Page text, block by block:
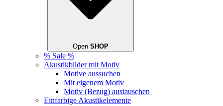
Open SHOP
% Sale %
Akustikbilder mit Motiv
Motive aussuchen
Mit eigenem Motiv
Motiv (Bezug) austauschen
Einfarbige Akustikelemente